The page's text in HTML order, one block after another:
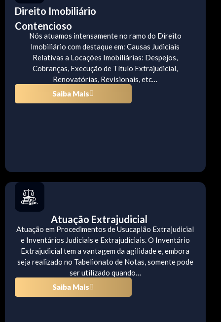
Direito Imobiliário
Contencioso
Nós atuamos intensamente no ramo do Direito
Imobiliário com destaque em: Causas Judiciais
Relativas a Locações Imobiliárias: Despejos,
Cobranças, Execução de Título Extrajudicial,
Renovatórias, Revisionais, etc…
Saiba Mais
Atuação Extrajudicial
Atuação em Procedimentos de Usucapião Extrajudicial
e Inventários Judiciais e Extrajudiciais. O Inventário
Extrajudicial tem a vantagem da agilidade e, embora
seja realizado no Tabelionato de Notas, somente pode
ser utilizado quando…
Saiba Mais